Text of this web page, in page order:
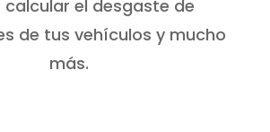
calcular el desgaste de
de tus vehículos y mucho
más.